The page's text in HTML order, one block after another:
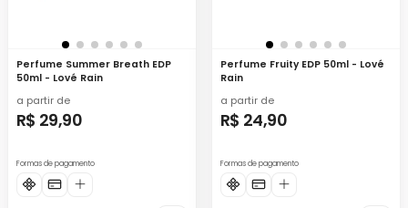
Perfume Summer Breath EDP
50ml - Lové Rain
a partir de
R$ 29,90
Formas de pagamento
Perfume Fruity EDP 50ml - Lové
Rain
a partir de
R$ 24,90
Formas de pagamento